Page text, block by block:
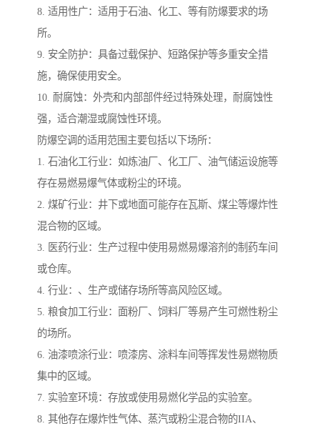
8. 适用性广：适用于石油、化工、等有防爆要求的场
所。
9. 安全防护：具备过载保护、短路保护等多重安全措
施，确保使用安全。
10. 耐腐蚀：外壳和内部部件经过特殊处理，耐腐蚀性
强，适合潮湿或腐蚀性环境。
防爆空调的适用范围主要包括以下场所：
1. 石油化工行业：如炼油厂、化工厂、油气储运设施等
存在易燃易爆气体或粉尘的环境。
2. 煤矿行业：井下或地面可能存在瓦斯、煤尘等爆炸性
混合物的区域。
3. 医药行业：生产过程中使用易燃易爆溶剂的制药车间
或仓库。
4. 行业：、生产或储存场所等高风险区域。
5. 粮食加工行业：面粉厂、饲料厂等易产生可燃性粉尘
的场所。
6. 油漆喷涂行业：喷漆房、涂料车间等挥发性易燃物质
集中的区域。
7. 实验室环境：存放或使用易燃化学品的实验室。
8. 其他存在爆炸性气体、蒸汽或粉尘混合物的IIA、